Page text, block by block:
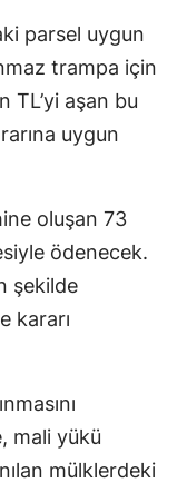
parsel uygun
trampa için
TL’yi aşan bu
uygun
oluşan 73
ödenecek.
şekilde
kararı
mali yükü
mülklerdeki